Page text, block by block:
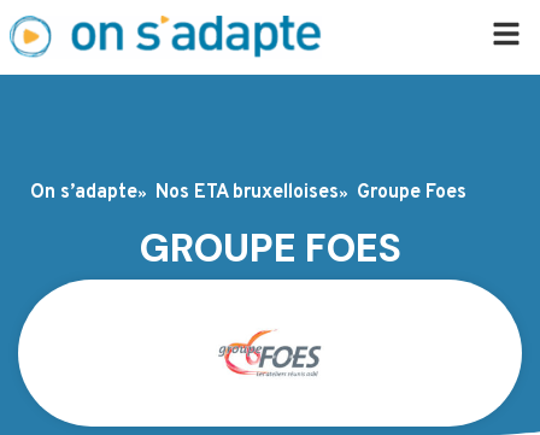
On s’adapte Nos ETA bruxelloises Groupe Foes
GROUPE FOES